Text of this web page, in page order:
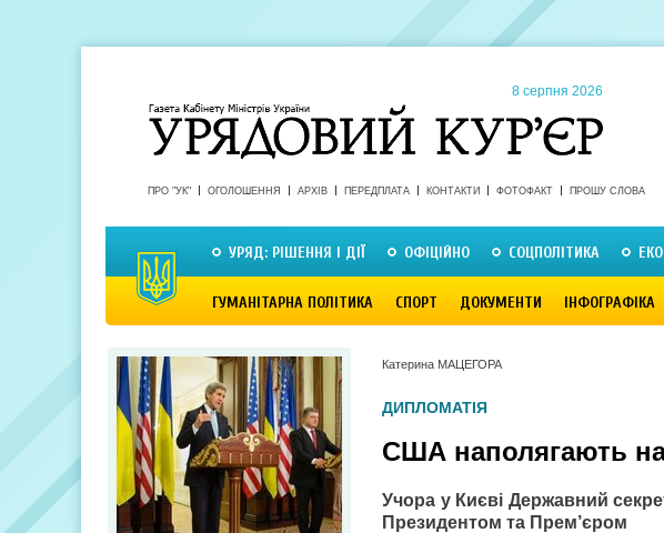
8 серпня 2026
ПРО "УК" ОГОЛОШЕННЯ АРХІВ ПЕРЕДПЛАТА КОНТАКТИ ФОТОФАКТ ПРОШУ СЛОВА
УРЯД: РІШЕННЯ І ДІЇ ОФІЦІЙНО СОЦПОЛІТИКА
ГУМАНІТАРНА ПОЛІТИКА СПОРТ ДОКУМЕНТИ ІНФОГРАФІКА
Катерина МАЦЕГОРА
ДИПЛОМАТІЯ
США наполягають
Учора у Києві Державний
Президентом та Прем’єром